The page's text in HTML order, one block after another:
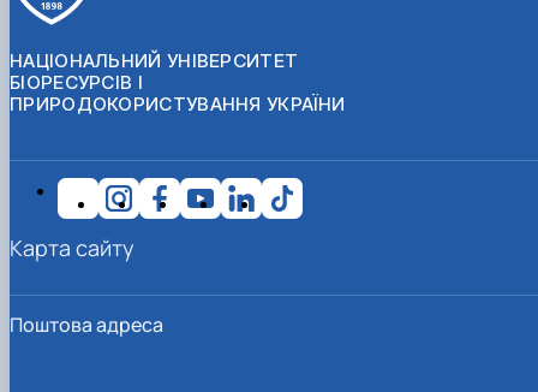
НАЦІОНАЛЬНИЙ УНІВЕРСИТЕТ
БІОРЕСУРСІВ І
ПРИРОДОКОРИСТУВАННЯ УКРАЇНИ
Поштова адреса
Карта сайту